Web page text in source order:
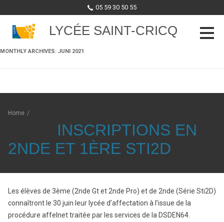
05 59 30 50 55
LYCÉE SAINT-CRICQ
MONTHLY ARCHIVES: JUNI 2021
Home /
INSCRIPTIONS EN
2NDE ET 1ÈRE STI2D
Les élèves de 3ème (2nde Gt et 2nde Pro) et de 2nde (Série Sti2D)
connaîtront le 30 juin leur lycée d’affectation à l’issue de la
procédure affelnet traitée par les services de la DSDEN64.